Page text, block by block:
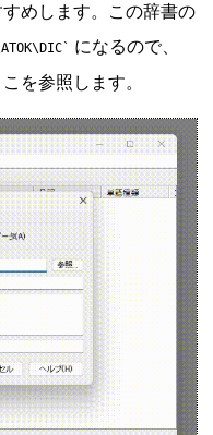
めします。この辞書の
になるので、
を参照します。